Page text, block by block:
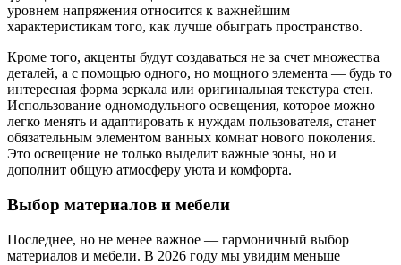
уровнем напряжения относится к важнейшим
характеристикам того, как лучше обыграть пространство.
Кроме того, акценты будут создаваться не за счет множества
деталей, а с помощью одного, но мощного элемента — будь то
интересная форма зеркала или оригинальная текстура стен.
Использование одномодульного освещения, которое можно
легко менять и адаптировать к нуждам пользователя, станет
обязательным элементом ванных комнат нового поколения.
Это освещение не только выделит важные зоны, но и
дополнит общую атмосферу уюта и комфорта.
Выбор материалов и мебели
Последнее, но не менее важное — гармоничный выбор
материалов и мебели. В 2026 году мы увидим меньше